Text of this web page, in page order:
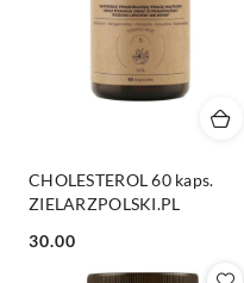
CHOLESTEROL 60 kaps.
ZIELARZPOLSKI.PL
Cena:
30.00